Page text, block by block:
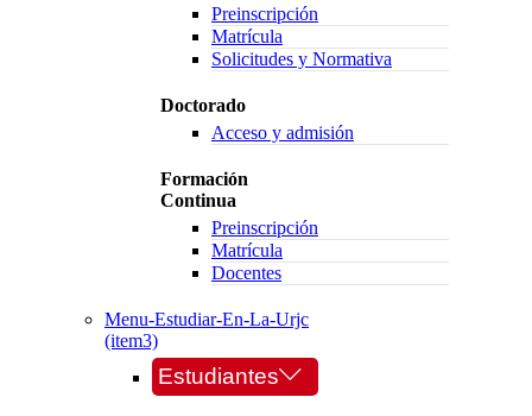
Preinscripción
Matrícula
Solicitudes y Normativa
Doctorado
Acceso y admisión
Formación
Continua
Preinscripción
Matrícula
Docentes
Menu-Estudiar-En-La-Urjc
(item3)
Estudiantes